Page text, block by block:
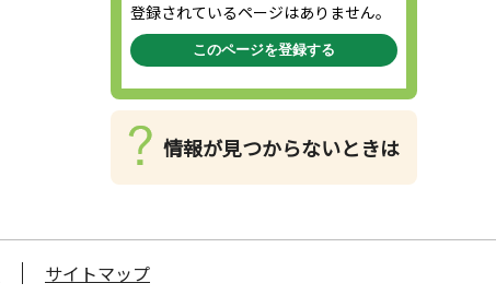
登録されているページはありません。
このページを登録する
情報が見つからないときは
サイトマップ